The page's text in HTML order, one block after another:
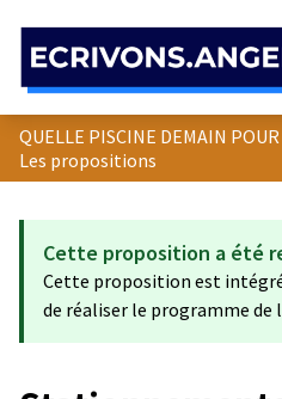
QUELLE PISCINE DEMAIN
Les propositions
Cette proposition a été
Cette proposition est
de réaliser le programme de